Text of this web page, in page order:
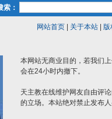
索：
网站首页| 关于本站| 版
本网站无商业目的，若我们
会在24小时内撤下。
天主教在线维护网友自由评
的立场。本站绝对禁止发布